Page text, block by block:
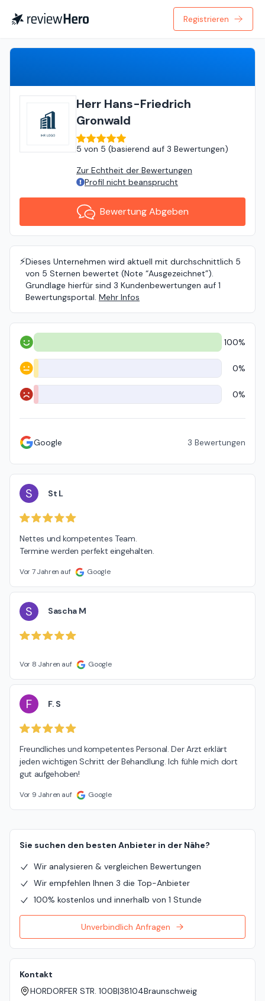
Registrieren
Herr Hans-Friedrich
Gronwald
5 von 5 (basierend auf 3 Bewertungen)
Zur Echtheit der Bewertungen
Profil nicht beansprucht
Bewertung Abgeben
⚡️Dieses Unternehmen wird aktuell mit durchschnittlich 5
von 5 Sternen bewertet (Note “Ausgezeichnet”).
Grundlage hierfür sind 3 Kundenbewertungen auf 1
Bewertungsportal. Mehr Infos
Positiv 100%
Neutral 0%
Negativ 0%
Google 3 Bewertungen
S St L
Nettes und kompetentes Team.
Termine werden perfekt eingehalten.
Vor 7 Jahren auf Google
S Sascha M
Vor 8 Jahren auf Google
F F. S
Freundliches und kompetentes Personal. Der Arzt erklärt
jeden wichtigen Schritt der Behandlung. Ich fühle mich dort
gut aufgehoben!
Vor 9 Jahren auf Google
Sie suchen den besten Anbieter in der Nähe?
Wir analysieren & vergleichen Bewertungen
Wir empfehlen Ihnen 3 die Top-Anbieter
100% kostenlos und innerhalb von 1 Stunde
Unverbindlich Anfragen
Kontakt
HORDORFER STR. 100B|38104Braunschweig